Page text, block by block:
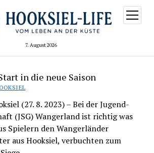
7. August 2026
Menü
öffnen
in die neue Saison
(27. 8. 2023) – Bei der Jugend-
(JSG) Wangerland ist richtig was
Spielern den Wangerländer
aus Hooksiel, verbuchten zum